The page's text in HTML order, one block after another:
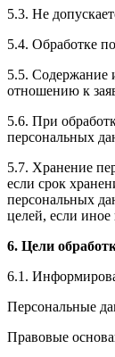
5.3. Не
5.4. Обработке
5.5. Содержание
отношению к
5.6. При
персональных
5.7. Хранение
если срок
персональных
целей, если
6. Цели
6.1.
Персональные
Правовые